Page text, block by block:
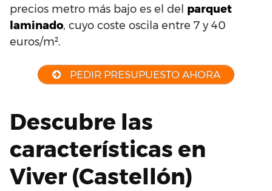
precios metro más bajo es el del parquet
laminado, cuyo coste oscila entre 7 y 40
euros/m².
PEDIR PRESUPUESTO AHORA
Descubre las
características en
Viver (Castellón)